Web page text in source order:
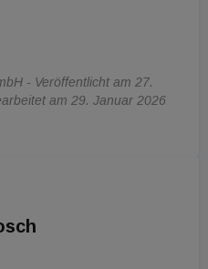
- Veröffentlicht am 27.
am 29. Januar 2026